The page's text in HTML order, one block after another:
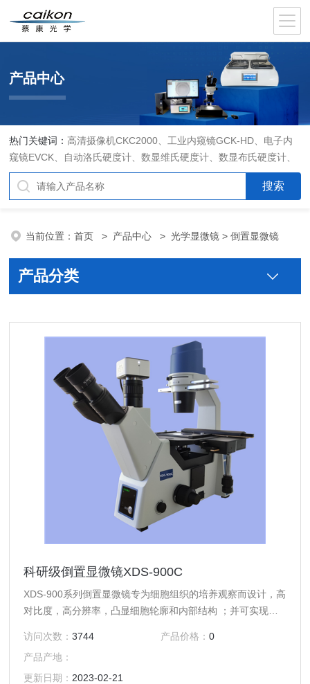
产品中心
热门关键词： 高清摄像机CKC2000、工业内窥镜GCK-HD、电子内
窥镜EVCK、自动洛氏硬度计、数显维氏硬度计、数显布氏硬度计、
数显维氏硬度计、液晶自动淬火试验机CK-IV-2、倒置金相显微镜
DMM-480C、透反射偏光显微镜XPF-550C、倒置生物显微镜XDS-
1、自动金相磨抛机YMPZ-2、金相磨平机MPJ-25
当前位置：首页 > 产品中心 >光学显微镜 > 倒置显微镜
产品分类
科研级倒置显微镜XDS-900C
XDS-900系列倒置显微镜专为细胞组织的培养观察而设计，高
对比度，高分辨率，凸显细胞轮廓和内部结构 ；并可实现明
求。
访问次数：3744 产品价格： 0
产品产地：
更新日期： 2023-02-21